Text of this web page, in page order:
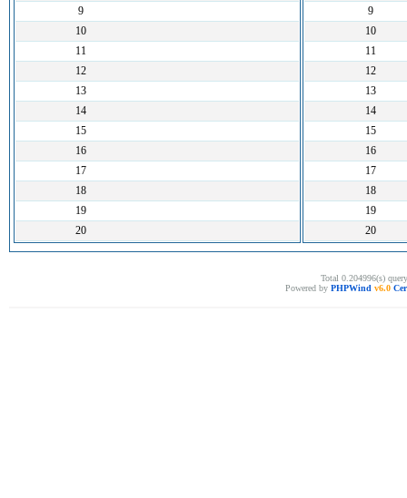
9
10
11
12
13
14
15
16
17
18
19
20
9
10
11
12
13
14
15
16
17
18
19
20
Total 0.204996(s)
Powered by PHPWind v6.0